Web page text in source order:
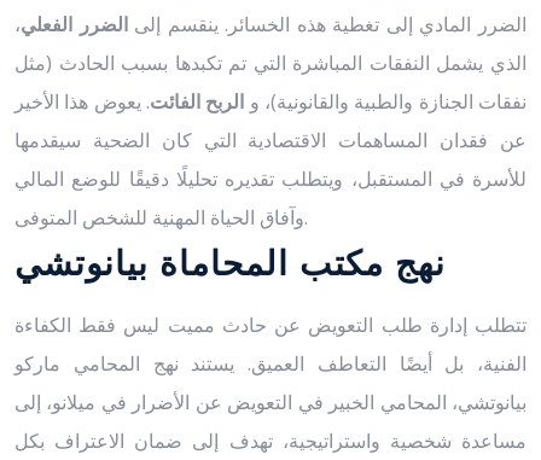
الضرر المادي إلى تغطية هذه الخسائر. ينقسم إلىالضرر الفعلي،
الذي يشمل النفقات المباشرة التي تم تكبدها بسبب الحادث (مثل
نفقات الجنازة والطبية والقانونية)، و الربح الفائت. يعوض هذا الأخير
عن فقدان المساهمات الاقتصادية التي كان الضحية سيقدمها
للأسرة في المستقبل، ويتطلب تقديره تحليلًا دقيقًا للوضع المالي
وآفاق الحياة المهنية للشخص المتوفى.
نهج مكتب المحاماة بيانوتشي
تتطلب إدارة طلب التعويض عن حادث مميت ليس فقط الكفاءة
الفنية، بل أيضًا التعاطف العميق. يستند نهج المحامي ماركو
بيانوتشي، المحامي الخبير في التعويض عن الأضرار في ميلانو، إلى
مساعدة شخصية واستراتيجية، تهدف إلى ضمان الاعتراف بكل